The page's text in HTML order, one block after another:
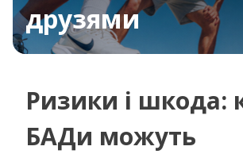
друзями
Ризики і шкода:
БАДи можуть